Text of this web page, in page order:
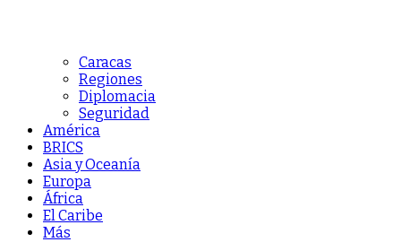
Caracas
Regiones
Diplomacia
Seguridad
América
BRICS
Asia y Oceanía
Europa
África
El Caribe
Más